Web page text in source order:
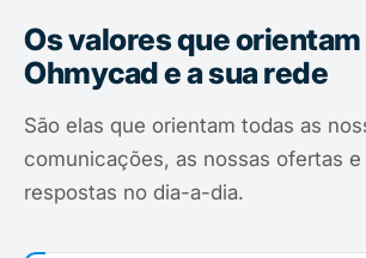
Os valores que orientam
Ohmycad e a sua rede
São elas que orientam todas as
comunicações, as nossas ofertas e
respostas no dia-a-dia.